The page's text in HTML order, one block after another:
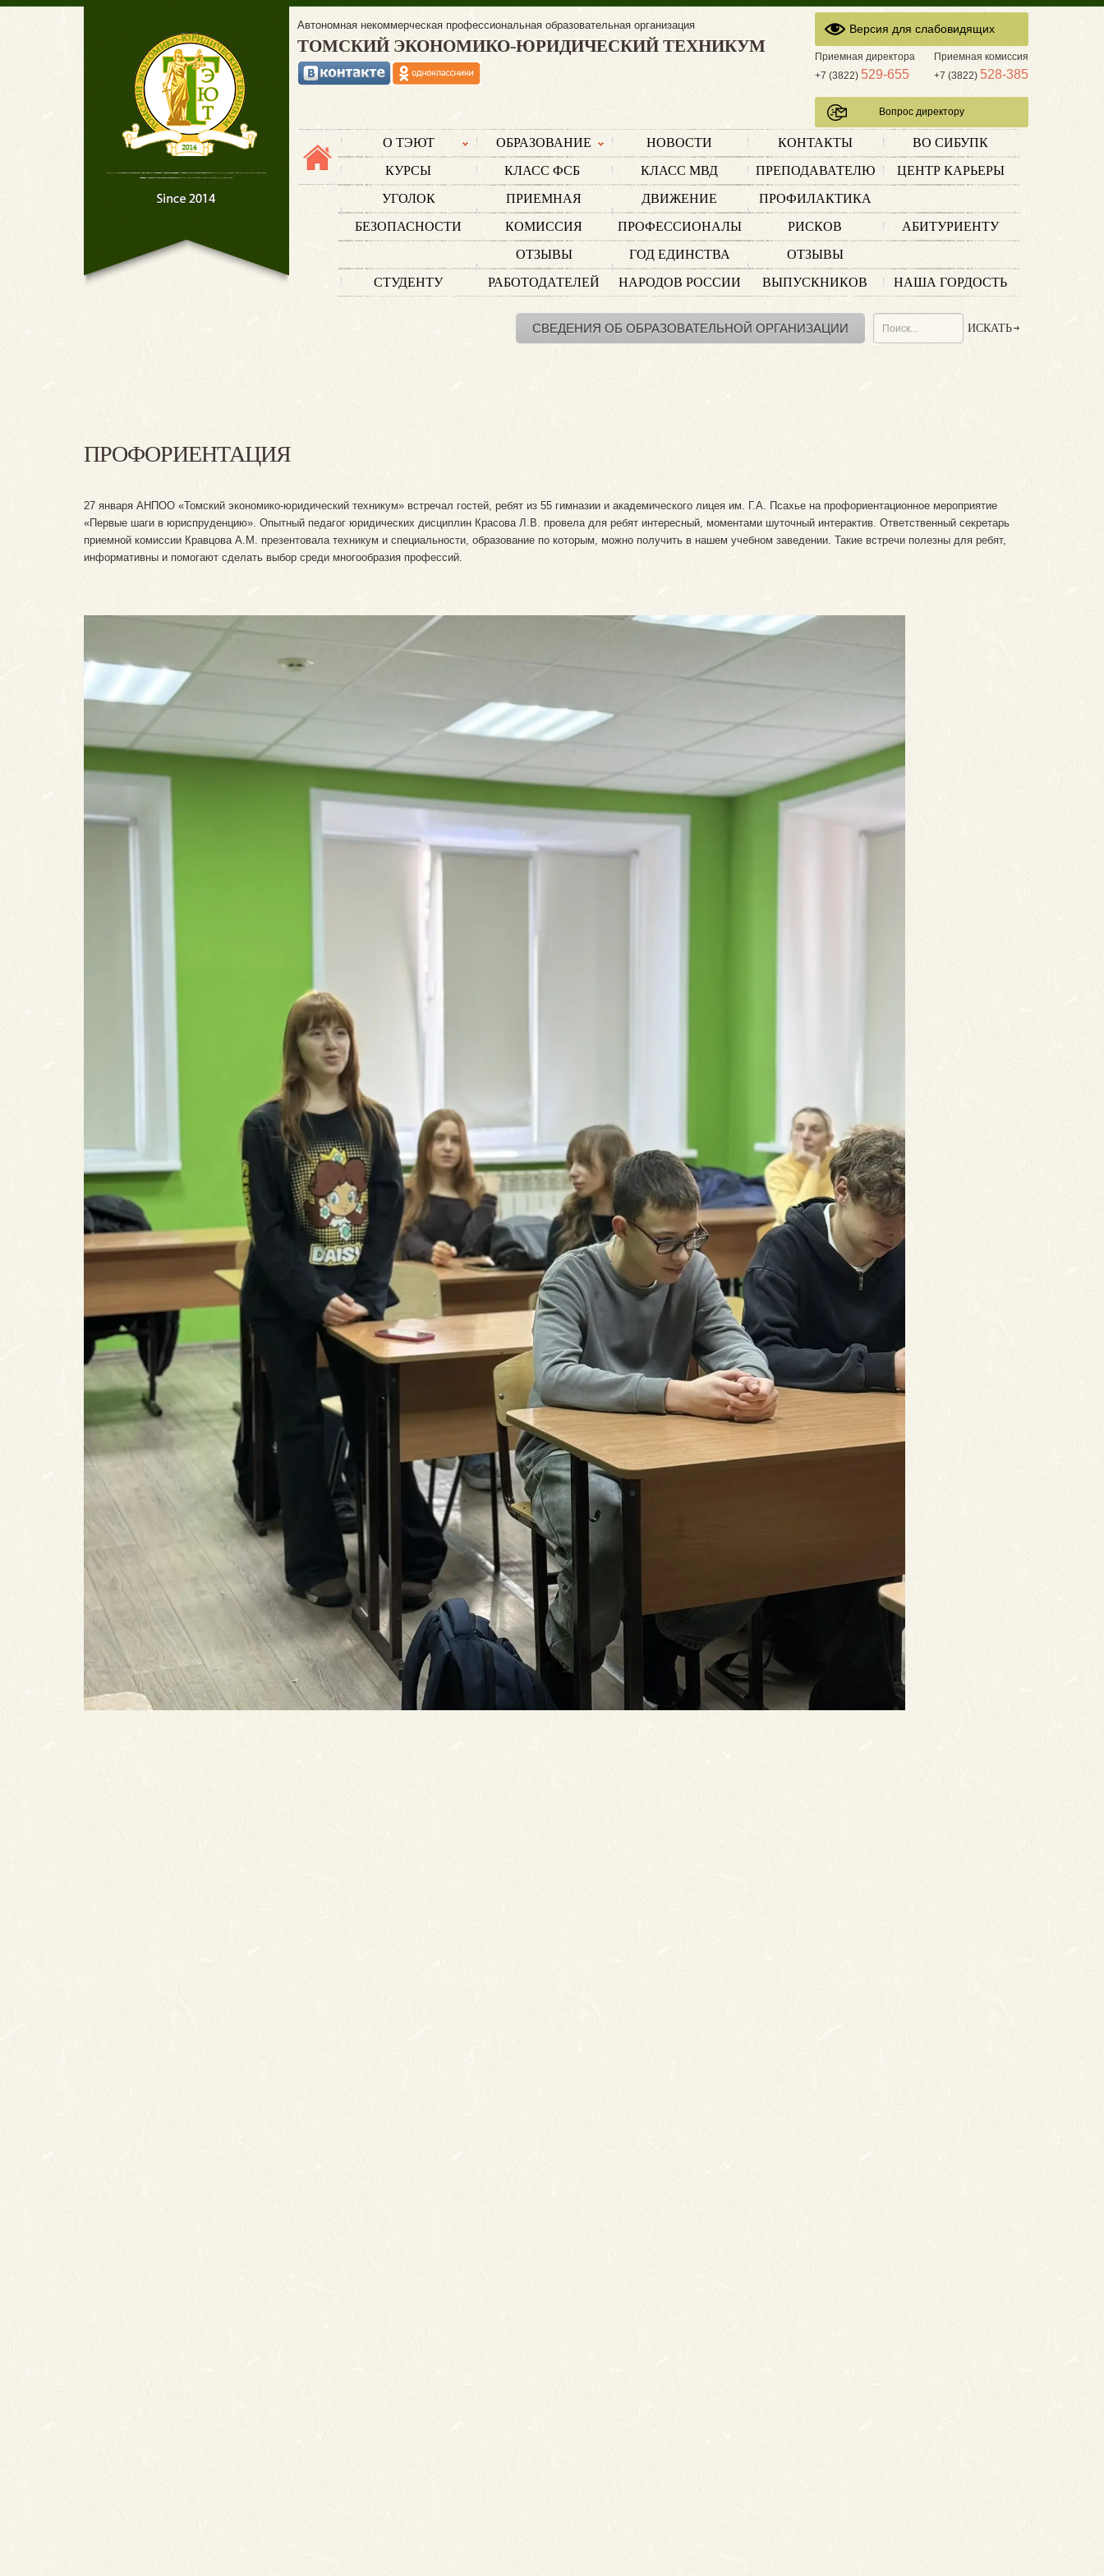
Автономная некоммерческая профессиональная образовательная организация
ТОМСКИЙ ЭКОНОМИКО-ЮРИДИЧЕСКИЙ ТЕХНИКУМ
Версия для слабовидящих
Приемная директора
Приемная комиссия
+7 (3822) 529-655 +7 (3822) 528-385
Вопрос директору
О ТЭЮТ ОБРАЗОВАНИЕ НОВОСТИ КОНТАКТЫ
ВО СИБУПК
КУРСЫ
КЛАСС ФСБ КЛАСС МВД ПРЕПОДАВАТЕЛЮ
ЦЕНТР КАРЬЕРЫ
УГОЛОК
БЕЗОПАСНОСТИ
ПРИЕМНАЯ
КОМИССИЯ
ДВИЖЕНИЕ
ПРОФЕССИОНАЛЫ
ПРОФИЛАКТИКА
РИСКОВ
АБИТУРИЕНТУ
СТУДЕНТУ
ОТЗЫВЫ
РАБОТОДАТЕЛЕЙ
ГОД ЕДИНСТВА
НАРОДОВ РОССИИ
ОТЗЫВЫ
ВЫПУСКНИКОВ
НАША ГОРДОСТЬ
СВЕДЕНИЯ ОБ ОБРАЗОВАТЕЛЬНОЙ ОРГАНИЗАЦИИ
ПРОФОРИЕНТАЦИЯ
27 января АНПОО «Томский экономико-юридический техникум» встречал гостей, ребят из 55 гимназии и академического лицея им. Г.А. Псахье на профориентационное мероприятие
«Первые шаги в юриспруденцию». Опытный педагог юридических дисциплин Красова Л.В. провела для ребят интересный, моментами шуточный интерактив. Ответственный секретарь
приемной комиссии Кравцова А.М. презентовала техникум и специальности, образование по которым, можно получить в нашем учебном заведении. Такие встречи полезны для ребят,
информативны и помогают сделать выбор среди многообразия профессий.